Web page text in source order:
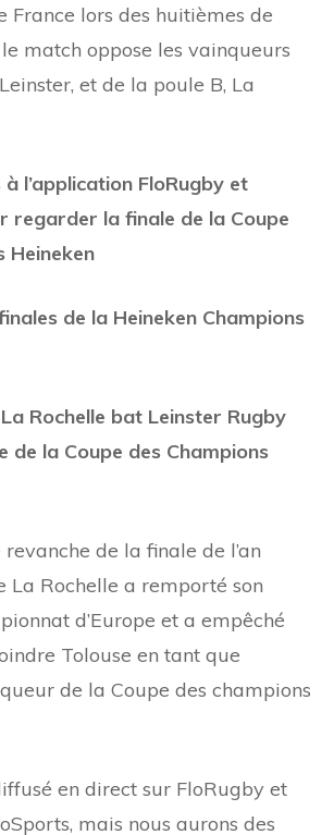
France lors des huitièmes de
match oppose les vainqueurs
et de la poule B, La
l’application FloRugby et
regarder la finale de la Coupe
Heineken
de la Heineken Champions
Rochelle bat Leinster Rugby
de la Coupe des Champions
revanche de la finale de l’an
La Rochelle a remporté son
d’Europe et a empêché
Tolouse en tant que
de la Coupe des champions
en direct sur FloRugby et
mais nous aurons des